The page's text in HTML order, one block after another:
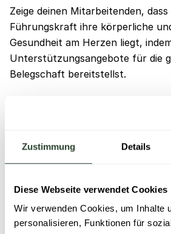
Zustimmung Details
Diese Webseite verwendet Cookies
Wir verwenden Cookies, um Inhalte
personalisieren, Funktionen für
Zeige deinen Mitarbeitenden, dass
Führungskraft ihre körperliche
Gesundheit am Herzen liegt,
Unterstützungsangebote für die
Belegschaft bereitstellst.
zusammen.Jede dieser Stellen
daran, dass die Belegschaft auch
Tragt gemeinsam zusammen,
Hilfsangebote bereits existieren